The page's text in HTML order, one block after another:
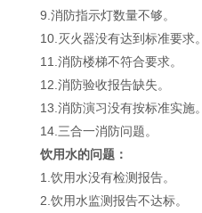
9.消防指示灯数量不够。
10.灭火器没有达到标准要求。
11.消防楼梯不符合要求。
12.消防验收报告缺失。
13.消防演习没有按标准实施。
14.三合一消防问题。
饮用水的问题：
1.饮用水没有检测报告。
2.饮用水监测报告不达标。